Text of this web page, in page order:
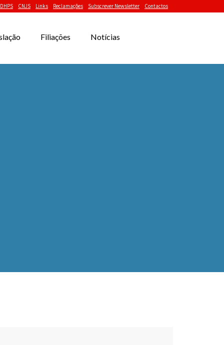
CNJS Links Reclamações Subscrever Newsletter Contactos
Filiações Notícias